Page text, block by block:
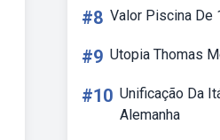
#8 Valor Piscina De
#9 Utopia Thomas
#10 Unificação Da
Alemanha